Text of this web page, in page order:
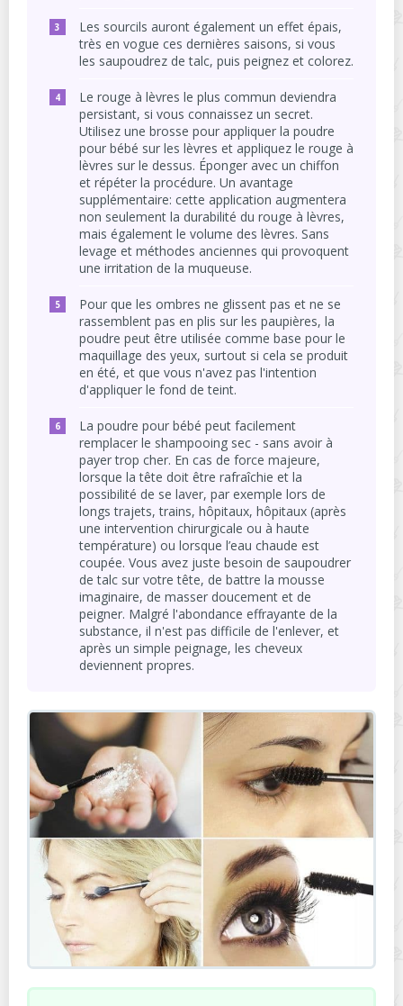
Les sourcils auront également un effet épais,
très en vogue ces dernières saisons, si vous
les saupoudrez de talc, puis peignez et colorez.
Le rouge à lèvres le plus commun deviendra
persistant, si vous connaissez un secret.
Utilisez une brosse pour appliquer la poudre
pour bébé sur les lèvres et appliquez le rouge à
lèvres sur le dessus. Éponger avec un chiffon
et répéter la procédure. Un avantage
supplémentaire: cette application augmentera
non seulement la durabilité du rouge à lèvres,
mais également le volume des lèvres. Sans
levage et méthodes anciennes qui provoquent
une irritation de la muqueuse.
Pour que les ombres ne glissent pas et ne se
rassemblent pas en plis sur les paupières, la
poudre peut être utilisée comme base pour le
maquillage des yeux, surtout si cela se produit
en été, et que vous n'avez pas l'intention
d'appliquer le fond de teint.
La poudre pour bébé peut facilement
remplacer le shampooing sec - sans avoir à
payer trop cher. En cas de force majeure,
lorsque la tête doit être rafraîchie et la
possibilité de se laver, par exemple lors de
longs trajets, trains, hôpitaux, hôpitaux (après
une intervention chirurgicale ou à haute
température) ou lorsque l’eau chaude est
coupée. Vous avez juste besoin de saupoudrer
de talc sur votre tête, de battre la mousse
imaginaire, de masser doucement et de
peigner. Malgré l'abondance effrayante de la
substance, il n'est pas difficile de l'enlever, et
après un simple peignage, les cheveux
deviennent propres.